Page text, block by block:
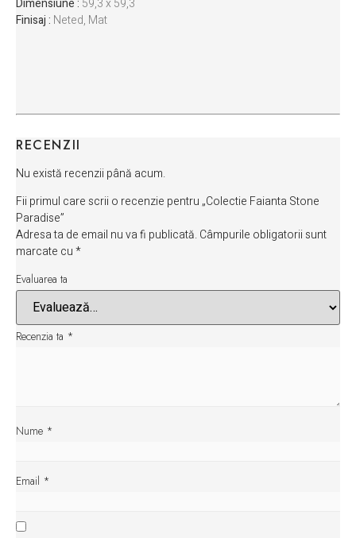
Dimensiune : 59,3 x 59,3
Finisaj : Neted, Mat
RECENZII
Nu există recenzii până acum.
Fii primul care scrii o recenzie pentru „Colectie Faianta Stone
Paradise”
Adresa ta de email nu va fi publicată. Câmpurile obligatorii sunt
marcate cu*
Evaluarea ta
Recenzia ta *
Nume *
Email *